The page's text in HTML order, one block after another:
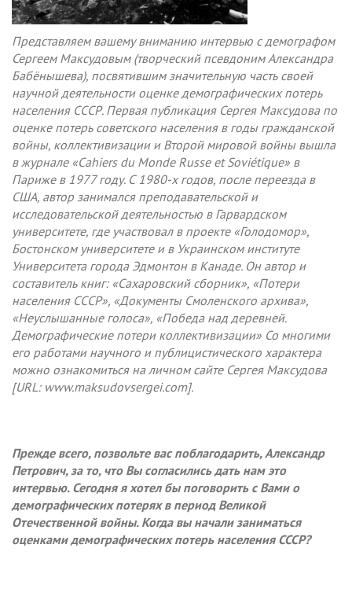
Представляем вашему вниманию интервью с демографом
Сергеем Максудовым (творческий псевдоним Александра
Бабёнышева), посвятившим значительную часть своей
научной деятельности оценке демографических потерь
населения СССР. Первая публикация Сергея Максудова по
оценке потерь советского населения в годы гражданской
войны, коллективизации и Второй мировой войны вышла
в журнале «Cahiers du Monde Russe et Soviétique» в
Париже в 1977 году. С 1980-х годов, после переезда в
США, автор занимался преподавательской и
исследовательской деятельностью в Гарвардском
университете, где участвовал в проекте «Голодомор»,
Бостонском университете и в Украинском институте
Университета города Эдмонтон в Канаде. Он автор и
составитель книг: «Сахаровский сборник», «Потери
населения СССР», «Документы Смоленского архива»,
«Неуслышанные голоса», «Победа над деревней.
Демографические потери коллективизации» Со многими
его работами научного и публицистического характера
можно ознакомиться на личном сайте Сергея Максудова
[URL: www.maksudovsergei.com].
Прежде всего, позвольте вас поблагодарить, Александр
Петрович, за то, что Вы согласились дать нам это
интервью. Сегодня я хотел бы поговорить с Вами о
демографических потерях в период Великой
Отечественной войны. Когда вы начали заниматься
оценками демографических потерь населения СССР?